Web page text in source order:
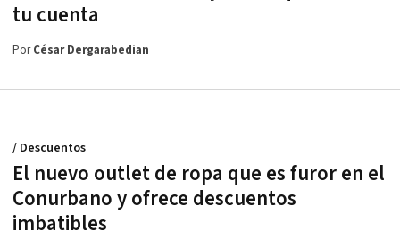
tu cuenta
PorCésar Dergarabedian
El nuevo outlet de ropa que es furor en el
Conurbano y ofrece descuentos
imbatibles
/ Descuentos